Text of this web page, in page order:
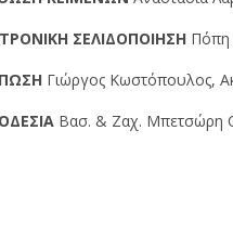
ΣEΛIΔOΠOIHΣH Πόπη
Γιώργος Kωστόπουλος,
Βασ. & Ζαχ. Μπετσώρη